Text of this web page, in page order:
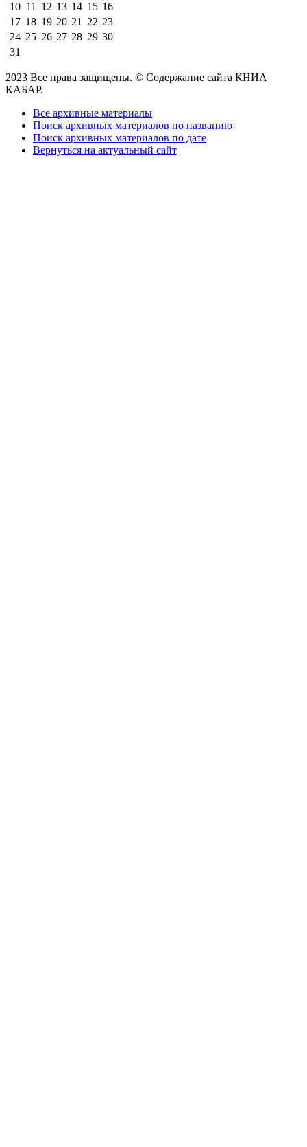
10 11 12 13 14 15 16
17 18 19 20 21 22 23
24 25 26 27 28 29 30
31
2023 Все права защищены. © Содержание сайта КНИА
КАБАР.
Все архивные материалы
Поиск архивных материалов по названию
Поиск архивных материалов по дате
Вернуться на актуальный сайт